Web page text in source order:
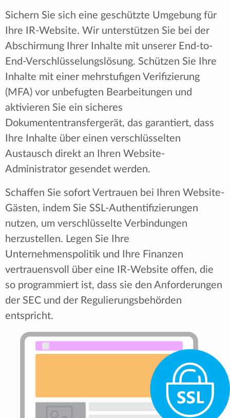
Sichern Sie sich eine geschützte Umgebung für
Ihre IR-Website. Wir unterstützen Sie bei der
Abschirmung Ihrer Inhalte mit unserer End-to-
End-Verschlüsselungslösung. Schützen Sie Ihre
Inhalte mit einer mehrstufigen Verifizierung
(MFA) vor unbefugten Bearbeitungen und
aktivieren Sie ein sicheres
Dokumententransfergerät, das garantiert, dass
Ihre Inhalte über einen verschlüsselten
Austausch direkt an Ihren Website-
Administrator gesendet werden.
Schaffen Sie sofort Vertrauen bei Ihren Website-
Gästen, indem Sie SSL-Authentifizierungen
nutzen, um verschlüsselte Verbindungen
herzustellen. Legen Sie Ihre
Unternehmenspolitik und Ihre Finanzen
vertrauensvoll über eine IR-Website offen, die
so programmiert ist, dass sie den Anforderungen
der SEC und der Regulierungsbehörden
entspricht.